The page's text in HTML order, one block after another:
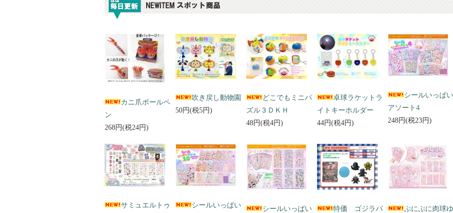
カニ爪ボールペ
ン
268円(税24円)
吹き戻し動物園
50円(税5円)
どこでもミニパ
ズル３ＤＫＨ
48円(税4円)
卓球ラケットラ
イトキーホルダー
44円(税4円)
シールいっぱい
アソート4
248円(税23円)
サミュエルトゥ
シールいっぱい
シールいっぱい
特価 ゴジラバ
ぷにぷに肉球ゆ